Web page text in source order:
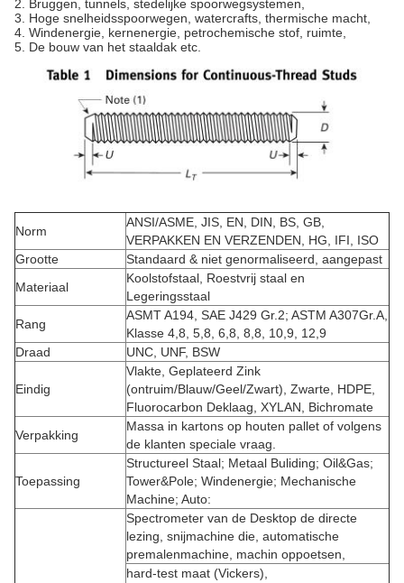
2. Bruggen, tunnels, stedelijke spoorwegsystemen,
3. Hoge snelheidsspoorwegen, watercrafts, thermische macht,
4. Windenergie, kernenergie, petrochemische stof, ruimte,
5. De bouw van het staaldak etc.
Norm
ANSI/ASME, JIS, EN, DIN, BS, GB,
VERPAKKEN EN VERZENDEN, HG, IFI, ISO
Grootte
Standaard & niet genormaliseerd, aangepast
Materiaal
Koolstofstaal, Roestvrij staal en
Legeringsstaal
Rang
ASMT A194, SAE J429 Gr.2; ASTM A307Gr.A,
Klasse 4,8, 5,8, 6,8, 8,8, 10,9, 12,9
Draad
UNC, UNF, BSW
Eindig
Vlakte, Geplateerd Zink
(ontruim/Blauw/Geel/Zwart), Zwarte, HDPE,
Fluorocarbon Deklaag, XYLAN, Bichromate
Verpakking
Massa in kartons op houten pallet of volgens
de klanten speciale vraag.
Toepassing
Structureel Staal; Metaal Buliding; Oil&Gas;
Tower&Pole; Windenergie; Mechanische
Machine; Auto:
Spectrometer van de Desktop de directe
lezing, snijmachine die, automatische
premalenmachine, machin oppoetsen,
hard-test maat (Vickers),